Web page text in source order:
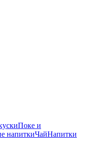
Поке и
напиткиЧайНапитки